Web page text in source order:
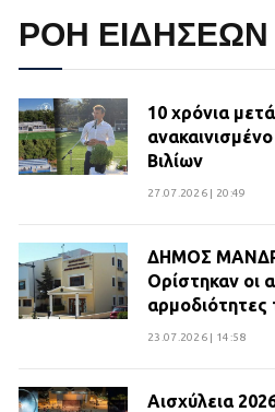
ΡΟΗ ΕΙΔΗΣΕΩΝ
10 χρόνια
Βιλίων
27.07.2026 | 20:49
ΔΗΜΟΣ
Ορίστηκαν οι
αρμοδιότητες
23.07.2026 | 14:58
Αισχύλεια